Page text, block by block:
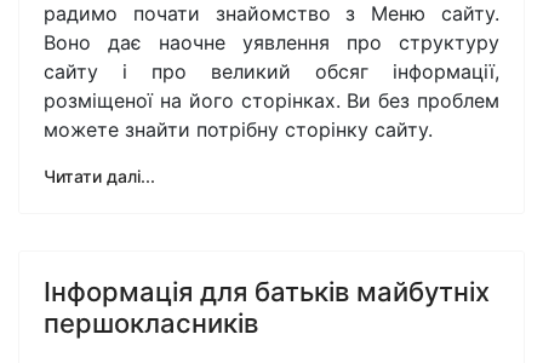
радимо почати знайомство з Меню сайту.
Воно дає наочне уявлення про структуру
сайту і про великий обсяг інформації,
розміщеної на його сторінках. Ви без проблем
можете знайти потрібну сторінку сайту.
Читати далі...
Інформація для батьків майбутніх
першокласників